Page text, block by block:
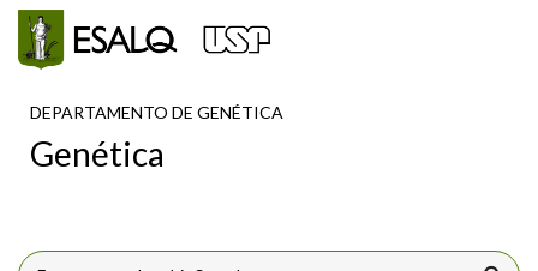
Pular para o conteúdo principal
DEPARTAMENTO DE GENÉTICA
Genética